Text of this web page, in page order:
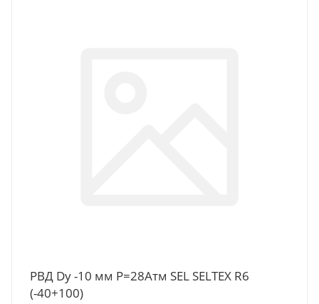
РВД Dу -10 мм Р=28Атм SEL SELTEX R6
(-40+100)